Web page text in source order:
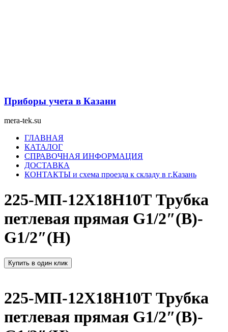
Приборы учета в Казани
mera-tek.su
МенюГЛАВНАЯ
КАТАЛОГ
СПРАВОЧНАЯ ИНФОРМАЦИЯ
ДОСТАВКА
КОНТАКТЫ и схема проезда к складу в г.Казань
225-МП-12Х18Н10Т Трубка
петлевая прямая G1/2″(В)-
G1/2″(Н)
Купить в один клик
225-МП-12Х18Н10Т Трубка
петлевая прямая G1/2″(В)-